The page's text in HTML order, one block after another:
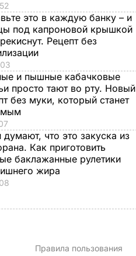
нормальный, пока не
сбухался". В сеть
попали снимки
Медведевым
7 августа, 20.39БУЛЬВАР
это в каждую банку – и
под капроновой крышкой
Рецепт без
и пышные кабачковые
просто тают во рту. Новый
без муки, который станет
думают, что это закуска из
Как приготовить
баклажанные рулетики
жира
Правила пользования